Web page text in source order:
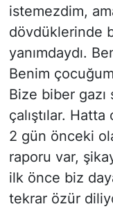
istemezdim,
dövdüklerinde
yanımdaydı.
Benim
Bize biber gazı
çalıştılar.
2 gün önceki
raporu var,
ilk önce biz
tekrar özür